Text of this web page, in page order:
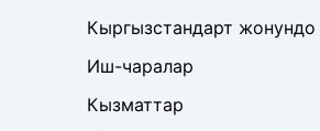
Кыргызстандарт жонундо
Иш-чаралар
Кызматтар